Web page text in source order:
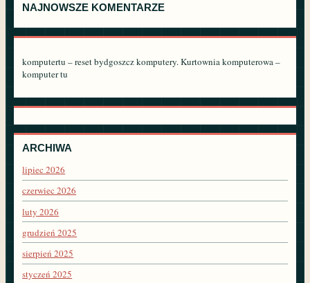
NAJNOWSZE KOMENTARZE
komputertu – reset bydgoszcz komputery. Kurtownia komputerowa –
komputer tu
ARCHIWA
lipiec 2026
czerwiec 2026
luty 2026
grudzień 2025
sierpień 2025
styczeń 2025